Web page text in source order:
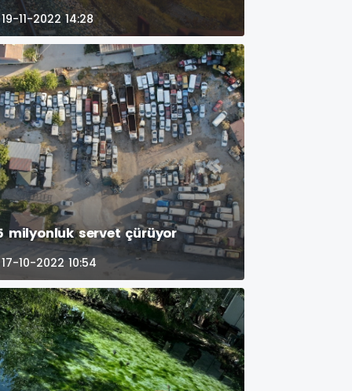
19-11-2022 14:28
milyonluk servet çürüyor
17-10-2022 10:54